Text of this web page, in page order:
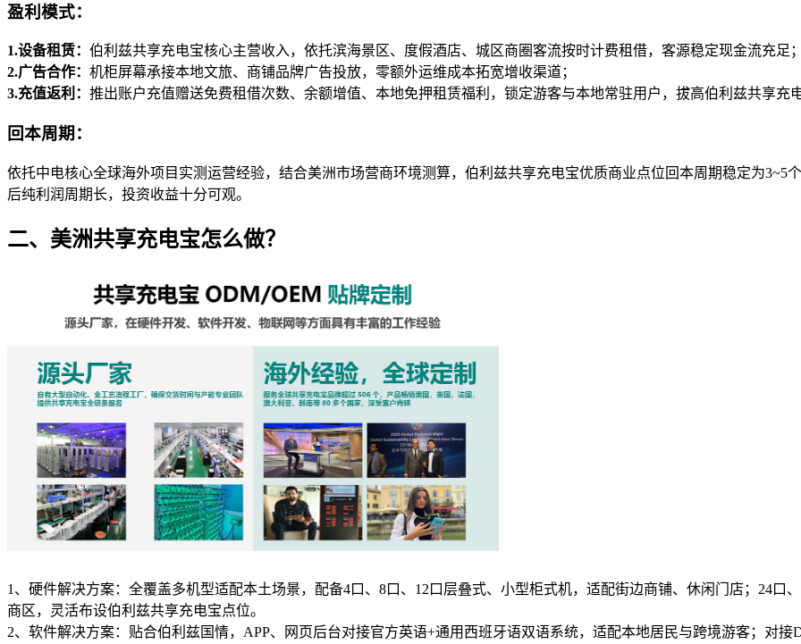
盈利模式：
1.设备租赁： 伯利兹共享充电宝核心主营收入，依托滨海景区、度假酒店、城区商圈客流按时计费租借，客源稳定现金流充足；
2.广告合作： 机柜屏幕承接本地文旅、商铺品牌广告投放，零额外运维成本拓宽增收渠道；
3.充值返利： 推出账户充值赠送免费租借次数、余额增值、本地免押租赁福利，锁定游客与本地常驻用户，拔高伯利兹共享充
回本周期 ：
依托中电核心全球海外项目实测运营经验，结合美洲市场营商环境测算，伯利兹共享充电宝优质商业点位回本周期稳定为3~5
后纯利润周期长，投资收益十分可观。
二、美洲共享充电宝怎么做？
1、硬件解决方案：全覆盖多机型适配本土场景，配备4口、8口、12口层叠式、小型柜式机，适配街边商铺、休闲门店；24口
商区，灵活布设伯利兹共享充电宝点位。
2、软件解决方案：贴合伯利兹国情，APP、网页后台对接官方英语+通用西班牙语双语系统，适配本地居民与跨境游客；对接